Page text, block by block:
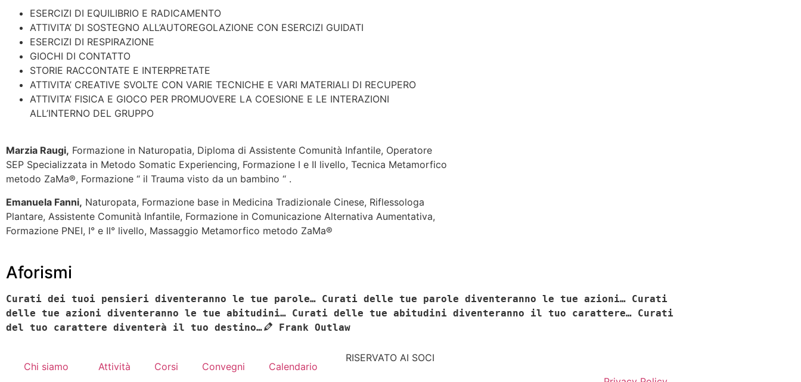
ESERCIZI DI EQUILIBRIO E RADICAMENTO
ATTIVITA’ DI SOSTEGNO ALL’AUTOREGOLAZIONE CON ESERCIZI GUIDATI
ESERCIZI DI RESPIRAZIONE
GIOCHI DI CONTATTO
STORIE RACCONTATE E INTERPRETATE
ATTIVITA’ CREATIVE SVOLTE CON VARIE TECNICHE E VARI MATERIALI DI RECUPERO
ATTIVITA’ FISICA E GIOCO PER PROMUOVERE LA COESIONE E LE INTERAZIONI
ALL’INTERNO DEL GRUPPO
Marzia Raugi, Formazione in Naturopatia, Diploma di Assistente Comunità Infantile, Operatore
SEP Specializzata in Metodo Somatic Experiencing, Formazione I e II livello, Tecnica Metamorfico
metodo ZaMa®, Formazione “ il Trauma visto da un bambino “ .
Emanuela Fanni, Naturopata, Formazione base in Medicina Tradizionale Cinese, Riflessologa
Plantare, Assistente Comunità Infantile, Formazione in Comunicazione Alternativa Aumentativa,
Formazione PNEI, I° e II° livello, Massaggio Metamorfico metodo ZaMa®
Aforismi
Curati dei tuoi pensieri diventeranno le tue parole… Curati delle tue parole diventeranno le tue azioni… Curati
delle tue azioni diventeranno le tue abitudini… Curati delle tue abitudini diventeranno il tuo carattere… Curati
del tuo carattere diventerà il tuo destino…
Frank Outlaw
Chi siamo Attività Corsi Convegni Calendario
RISERVATO AI SOCI